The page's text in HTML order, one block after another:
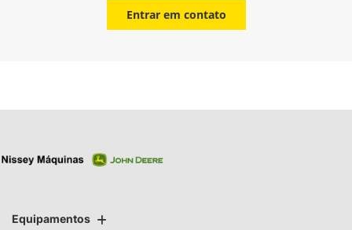
Entrar em contato
Equipamentos